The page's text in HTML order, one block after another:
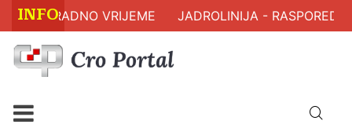
INFOVRIJEME JADROLINIJA - RASPORED